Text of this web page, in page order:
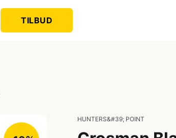
TILBUD
HUNTERS&#39; POINT